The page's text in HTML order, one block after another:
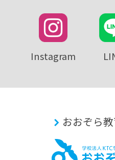
Instagram
おおぞら